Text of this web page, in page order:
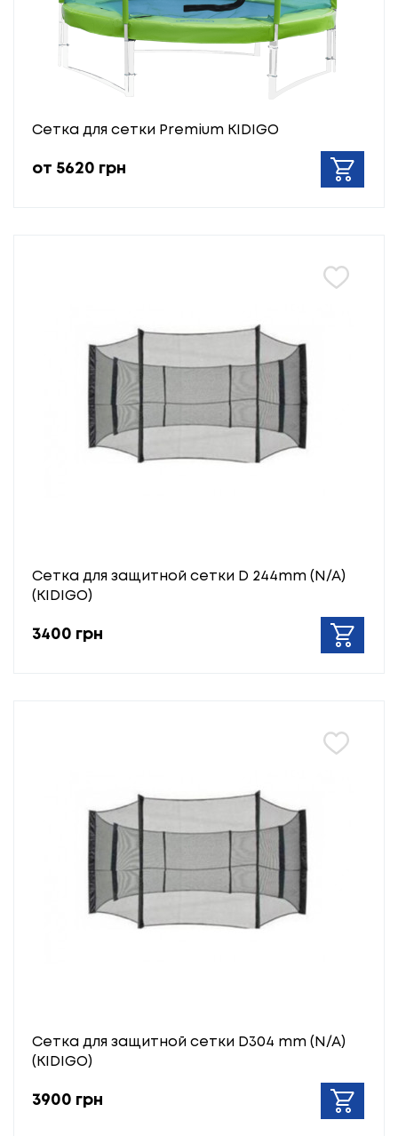
Сетка для сетки Premium KIDIGO
от 5620 грн
Сетка для защитной сетки D 244mm (N/A)
(KIDIGO)
3400 грн
Сетка для защитной сетки D304 mm (N/A)
(KIDIGO)
3900 грн